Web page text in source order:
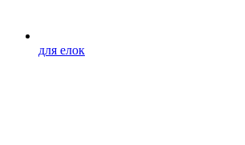
для елок